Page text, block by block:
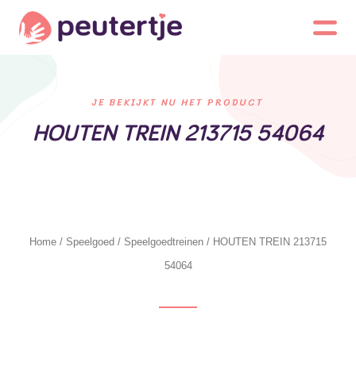
JE BEKIJKT NU HET PRODUCT
HOUTEN TREIN 213715 54064
Home / Speelgoed / Speelgoedtreinen / HOUTEN TREIN 213715
54064